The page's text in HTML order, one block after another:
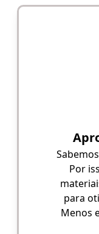
Por
para
Menos